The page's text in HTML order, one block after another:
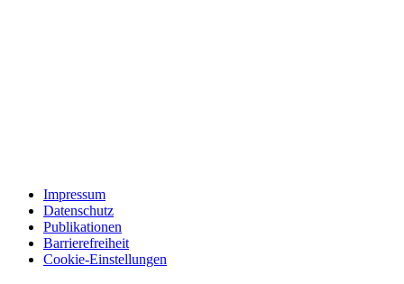
Impressum
Datenschutz
Publikationen
Barrierefreiheit
Cookie-Einstellungen